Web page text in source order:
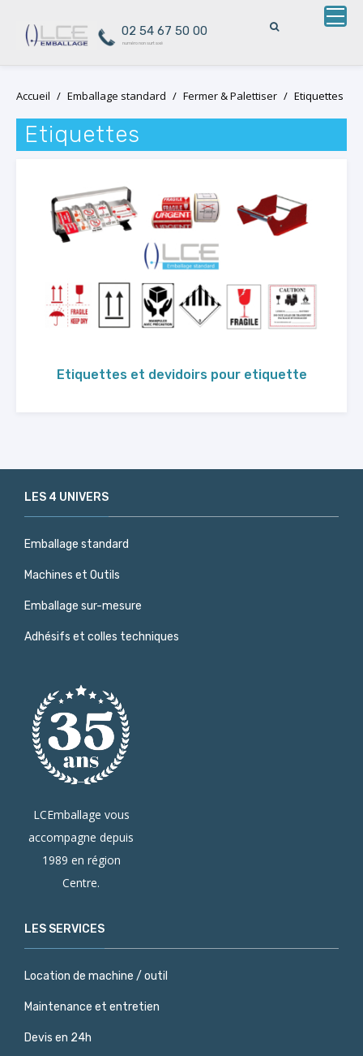
02 54 67 50 00
numéro non surtaxé
content
Accueil / Emballage standard / Fermer & Palettiser / Etiquettes
Etiquettes
Etiquettes et devidoirs pour etiquette
LES 4 UNIVERS
Emballage standard
Machines et Outils
Emballage sur-mesure
Adhésifs et colles techniques
LCEmballage vous
accompagne depuis
1989 en région
Centre.
LES SERVICES
Location de machine / outil
Maintenance et entretien
Devis en 24h